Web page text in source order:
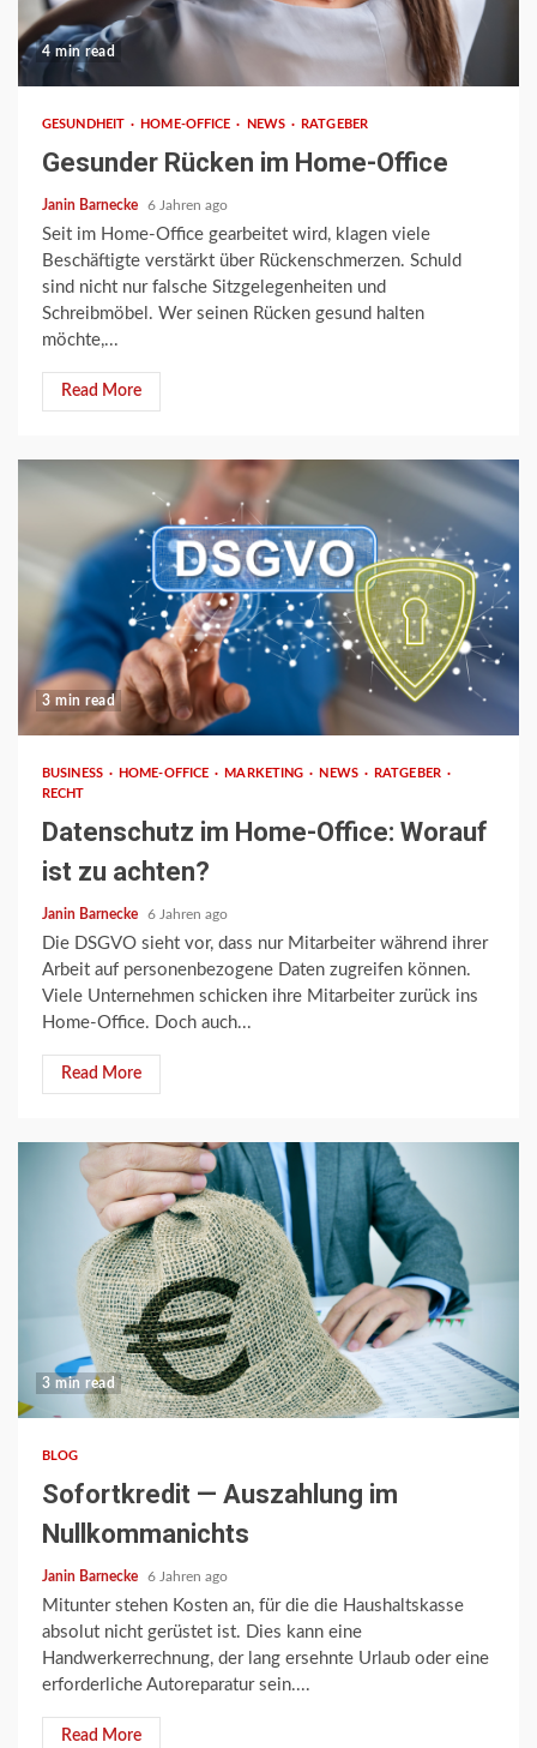
4 min read
GESUNDHEIT HOME-OFFICE NEWS RATGEBER
Gesunder Rücken im Home-Office
Janin Barnecke 6 Jahren ago
Seit im Home-Office gearbeitet wird, klagen viele
Beschäftigte verstärkt über Rückenschmerzen. Schuld
sind nicht nur falsche Sitzgelegenheiten und
Schreibmöbel. Wer seinen Rücken gesund halten
möchte,...
Read More
3 min read
BUSINESS HOME-OFFICE MARKETING NEWS
RATGEBER
RECHT
Datenschutz im Home-Office: Worauf
ist zu achten?
Janin Barnecke 6 Jahren ago
Die DSGVO sieht vor, dass nur Mitarbeiter während ihrer
Arbeit auf personenbezogene Daten zugreifen können.
Viele Unternehmen schicken ihre Mitarbeiter zurück ins
Home-Office. Doch auch...
Read More
3 min read
BLOG
Sofortkredit — Auszahlung im
Nullkommanichts
Janin Barnecke 6 Jahren ago
Mitunter stehen Kosten an, für die die Haushaltskasse
absolut nicht gerüstet ist. Dies kann eine
Handwerkerrechnung, der lang ersehnte Urlaub oder eine
erforderliche Autoreparatur sein....
Read More